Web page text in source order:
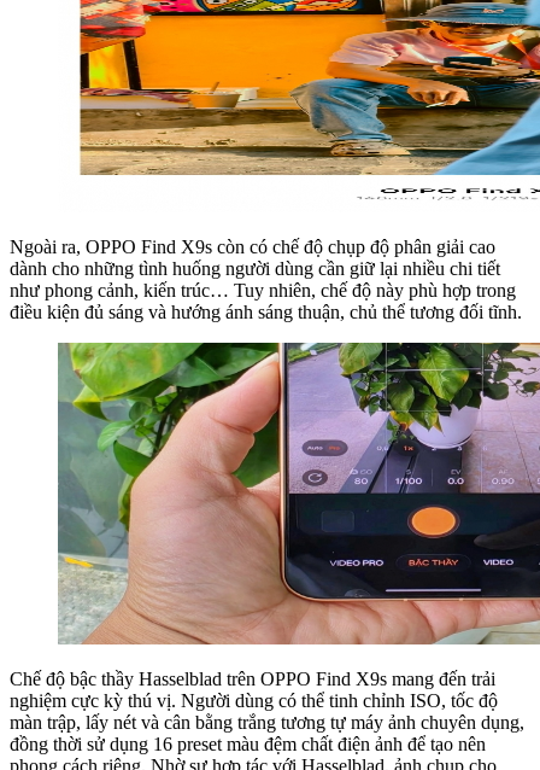
Ngoài ra, OPPO Find X9s còn có chế độ chụp độ phân giải cao
dành cho những tình huống người dùng cần giữ lại nhiều chi tiết
như phong cảnh, kiến trúc… Tuy nhiên, chế độ này phù hợp trong
điều kiện đủ sáng và hướng ánh sáng thuận, chủ thể tương đối tĩnh.
Chế độ bậc thầy Hasselblad trên OPPO Find X9s mang đến trải
nghiệm cực kỳ thú vị. Người dùng có thể tinh chỉnh ISO, tốc độ
màn trập, lấy nét và cân bằng trắng tương tự máy ảnh chuyên dụng,
đồng thời sử dụng 16 preset màu đệm chất điện ảnh để tạo nên
phong cách riêng. Nhờ sự hợp tác với Hasselblad, ảnh chụp cho